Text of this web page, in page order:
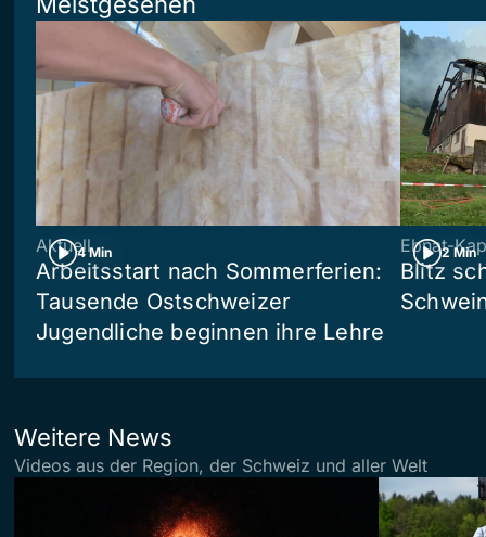
4 Min
Aktuell
Arbeitsstart nach Sommerferien:
Tausende Ostschweizer
Jugendliche beginnen ihre Lehre
2 Min
Ebnat-
Blitz
Weitere News
Videos aus der Region, der Schweiz und aller Welt